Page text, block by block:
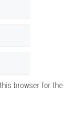
browser for the